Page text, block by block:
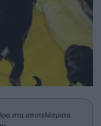
στα αποτελέσματα